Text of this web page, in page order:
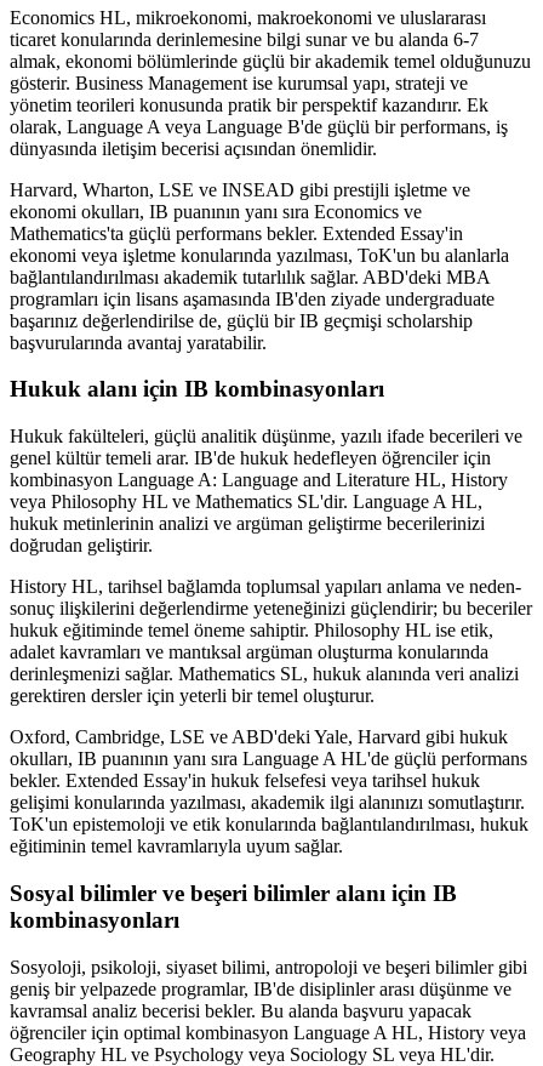
Economics HL, mikroekonomi, makroekonomi ve uluslararası
ticaret konularında derinlemesine bilgi sunar ve bu alanda 6-7
almak, ekonomi bölümlerinde güçlü bir akademik temel olduğunuzu
gösterir. Business Management ise kurumsal yapı, strateji ve
yönetim teorileri konusunda pratik bir perspektif kazandırır. Ek
olarak, Language A veya Language B'de güçlü bir performans, iş
dünyasında iletişim becerisi açısından önemlidir.
Harvard, Wharton, LSE ve INSEAD gibi prestijli işletme ve
ekonomi okulları, IB puanının yanı sıra Economics ve
Mathematics'ta güçlü performans bekler. Extended Essay'in
ekonomi veya işletme konularında yazılması, ToK'un bu alanlarla
bağlantılandırılması akademik tutarlılık sağlar. ABD'deki MBA
programları için lisans aşamasında IB'den ziyade undergraduate
başarınız değerlendirilse de, güçlü bir IB geçmişi scholarship
başvurularında avantaj yaratabilir.
Hukuk alanı için IB kombinasyonları
Hukuk fakülteleri, güçlü analitik düşünme, yazılı ifade becerileri ve
genel kültür temeli arar. IB'de hukuk hedefleyen öğrenciler için
kombinasyon Language A: Language and Literature HL, History
veya Philosophy HL ve Mathematics SL'dir. Language A HL,
hukuk metinlerinin analizi ve argüman geliştirme becerilerinizi
doğrudan geliştirir.
History HL, tarihsel bağlamda toplumsal yapıları anlama ve neden-
sonuç ilişkilerini değerlendirme yeteneğinizi güçlendirir; bu beceriler
hukuk eğitiminde temel öneme sahiptir. Philosophy HL ise etik,
adalet kavramları ve mantıksal argüman oluşturma konularında
derinleşmenizi sağlar. Mathematics SL, hukuk alanında veri analizi
gerektiren dersler için yeterli bir temel oluşturur.
Oxford, Cambridge, LSE ve ABD'deki Yale, Harvard gibi hukuk
okulları, IB puanının yanı sıra Language A HL'de güçlü performans
bekler. Extended Essay'in hukuk felsefesi veya tarihsel hukuk
gelişimi konularında yazılması, akademik ilgi alanınızı somutlaştırır.
ToK'un epistemoloji ve etik konularında bağlantılandırılması, hukuk
eğitiminin temel kavramlarıyla uyum sağlar.
Sosyal bilimler ve beşeri bilimler alanı için IB
kombinasyonları
Sosyoloji, psikoloji, siyaset bilimi, antropoloji ve beşeri bilimler gibi
geniş bir yelpazede programlar, IB'de disiplinler arası düşünme ve
kavramsal analiz becerisi bekler. Bu alanda başvuru yapacak
öğrenciler için optimal kombinasyon Language A HL, History veya
Geography HL ve Psychology veya Sociology SL veya HL'dir.